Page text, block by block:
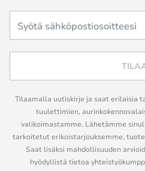
Tilaamalla uutiskirje ja saat erilaisia
tuulettimien,
valikoimastamme. Lähetämme
tarkoitetut erikoistarjouksemme,
Saat lisäksi mahdollisuuden
hyödyllistä tietoa